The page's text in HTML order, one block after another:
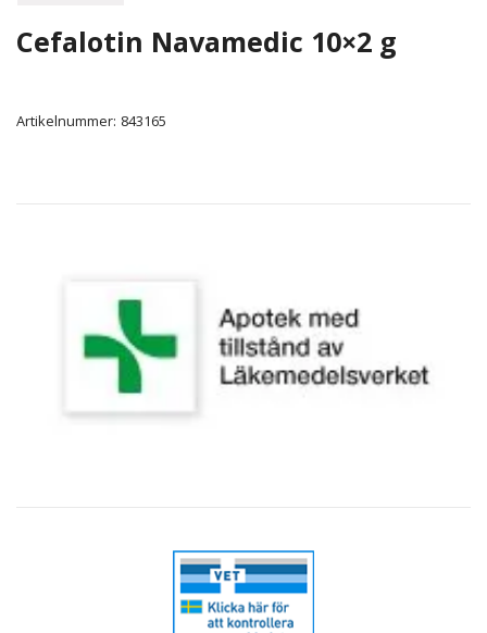
Cefalotin Navamedic 10×2 g
Artikelnummer: 843165